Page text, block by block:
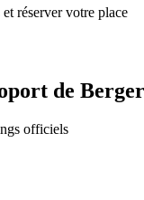
réserver votre place
de
officiels